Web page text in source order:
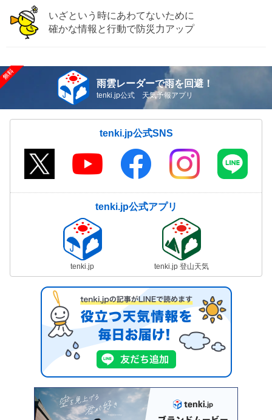
いざという時にあわてないために
確かな情報と行動で防災力アップ
雨雲レーダーで雨を回避！
tenki.jp公式 天気予報アプリ
tenki.jp公式SNS
tenki.jp公式アプリ
tenki.jp tenki.jp 登山天気